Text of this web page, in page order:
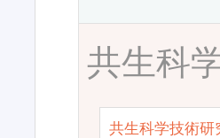
共生科
共生科学技術